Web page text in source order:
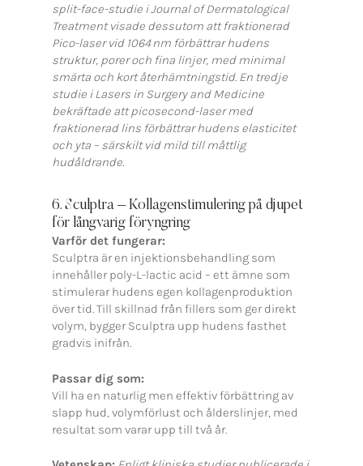
split-face-studie i Journal of Dermatological
Treatment visade dessutom att fraktionerad
Pico-laser vid 1064 nm förbättrar hudens
struktur, porer och fina linjer, med minimal
smärta och kort återhämtningstid. En tredje
studie i Lasers in Surgery and Medicine
bekräftade att picosecond-laser med
fraktionerad lins förbättrar hudens elasticitet
och yta – särskilt vid mild till måttlig
hudåldrande.
6. Sculptra – Kollagenstimulering på djupet
för långvarig föryngring
Varför det fungerar:
Sculptra är en injektionsbehandling som
innehåller poly-L-lactic acid – ett ämne som
stimulerar hudens egen kollagenproduktion
över tid. Till skillnad från fillers som ger direkt
volym, bygger Sculptra upp hudens fasthet
gradvis inifrån.
Passar dig som:
Vill ha en naturlig men effektiv förbättring av
slapp hud, volymförlust och ålderslinjer, med
resultat som varar upp till två år.